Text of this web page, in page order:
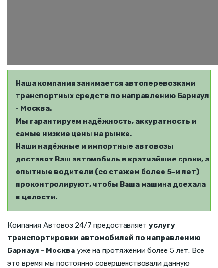
Наша компания занимается автоперевозками
транспортных средств по направлению Барнаул
- Москва.
Мы гарантируем надёжность, аккуратность и
самые низкие цены на рынке.
Наши надёжные и импортные автовозы
доставят Ваш автомобиль в кратчайшие сроки, а
опытные водители (со стажем более 5-и лет)
проконтролируют, чтобы Ваша машина доехала
в целости.
Компания Автовоз 24/7 предоставляет услугу
транспортировки автомобилей по направлению
Барнаул - Москва уже на протяжении более 5 лет. Все
это время мы постоянно совершенствовали данную